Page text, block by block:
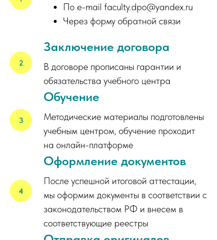
По e-mail faculty.dpo@yandex.ru
Через форму обратной связи
Заключение договора
В договоре прописаны гарантии и
обязательства учебного центра
Обучение
Методические материалы подготовлены
учебным центром, обучение проходит
на онлайн-платформе
Оформление документов
После успешной итоговой аттестации,
мы оформим документы в соответствии с
законодательством РФ и внесем в
соответствующие реестры